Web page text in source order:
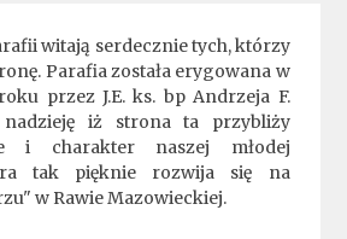
witają serdecznie tych, którzy
Parafia została erygowana w
przez J.E. ks. bp Andrzeja F.
nadzieję iż strona ta przybliży
i charakter naszej młodej
tak pięknie rozwija się na
w Rawie Mazowieckiej.